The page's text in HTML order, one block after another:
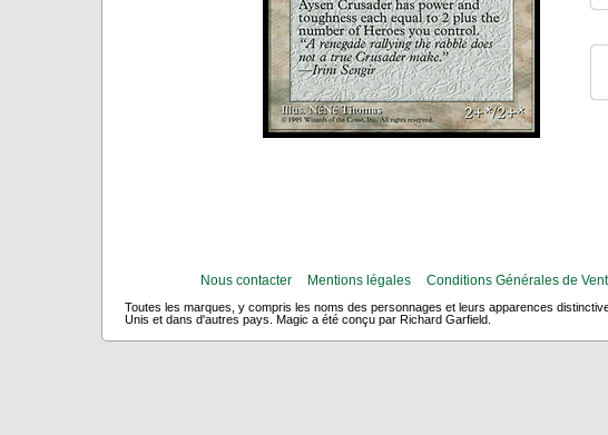
Nous contacter Mentions légales Conditions Générales de
Toutes les marques, y compris les noms des personnages et leurs apparences
Unis et dans d'autres pays. Magic a été conçu par Richard Garfield.